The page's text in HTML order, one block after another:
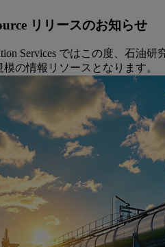
リリースのお知らせ
Services ではこの度、石油
の情報リソースとなります。